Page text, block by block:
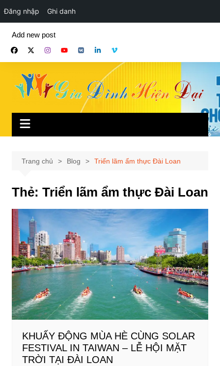
Đăng nhập Ghi danh
phần
Add new post
Trang chủ Blog Triển lãm ẩm thực Đài Loan
Thẻ: Triển lãm ẩm thực Đài Loan
KHUẤY ĐỘNG MÙA HÈ CÙNG SOLAR
FESTIVAL IN TAIWAN – LỄ HỘI MẶT
TRỜI TẠI ĐÀI LOAN